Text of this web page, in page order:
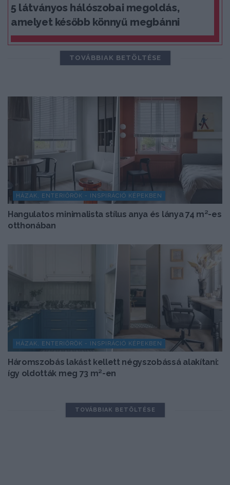
5 látványos hálószobai megoldás,
amelyet később könnyű megbánni
TOVÁBBIAK BETÖLTÉSE
HÁZAK, ENTERIŐRÖK - INSPIRÁCIÓ KÉPEKBEN
Hangulatos minimalista stílus anya és lánya 74 m²-es
otthonában
HÁZAK, ENTERIŐRÖK - INSPIRÁCIÓ KÉPEKBEN
Háromszobás lakást kellett négyszobássá alakítani:
így oldották meg 73 m²-en
TOVÁBBIAK BETÖLTÉSE